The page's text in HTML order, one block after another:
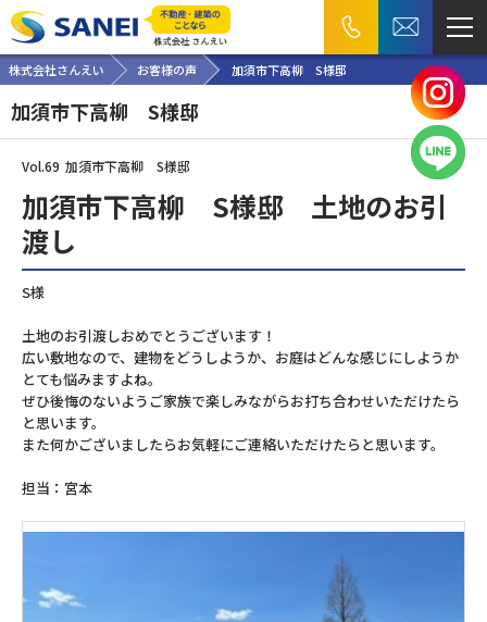
株式会社さんえい お客様の声 加須市下高柳 S様邸
加須市下高柳 S様邸
Vol.69 加須市下高柳 S様邸
加須市下高柳 S様邸 土地のお引
渡し
S様
土地のお引渡しおめでとうございます！
広い敷地なので、建物をどうしようか、お庭はどんな感じにしようか
とても悩みますよね。
ぜひ後悔のないようご家族で楽しみながらお打ち合わせいただけたら
と思います。
また何かございましたらお気軽にご連絡いただけたらと思います。
担当：宮本